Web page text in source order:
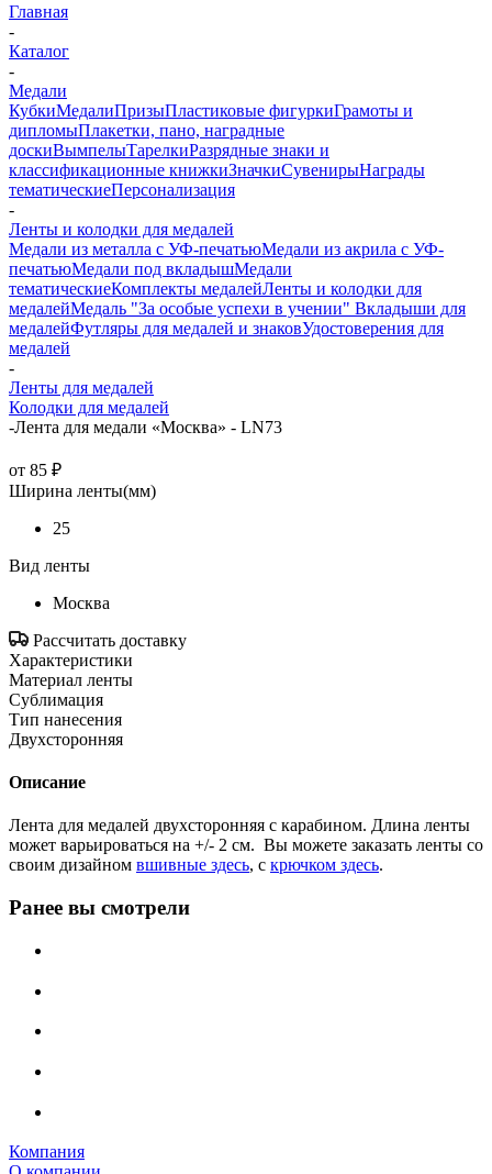
Главная
-
Каталог
-
Медали
КубкиМедалиПризыПластиковые фигуркиГрамоты и
дипломыПлакетки, пано, наградные
доскиВымпелыТарелкиРазрядные знаки и
классификационные книжкиЗначкиСувенирыНаграды
тематическиеПерсонализация
-
Ленты и колодки для медалей
Медали из металла с УФ-печатьюМедали из акрила с УФ-
печатьюМедали под вкладышМедали
тематическиеКомплекты медалейЛенты и колодки для
медалейМедаль "За особые успехи в учении" Вкладыши для
медалейФутляры для медалей и знаковУдостоверения для
медалей
-
Ленты для медалей
Колодки для медалей
-Лента для медали «Москва» - LN73
от 85 ₽
Ширина ленты(мм)
25
Вид ленты
Москва
Рассчитать доставку
Характеристики
Материал ленты
Сублимация
Тип нанесения
Двухсторонняя
Описание
Лента для медалей двухсторонняя с карабином. Длина ленты
может варьироваться на +/- 2 см. Вы можете заказать ленты со
своим дизайном вшивные здесь, с крючком здесь.
Ранее вы смотрели
Компания